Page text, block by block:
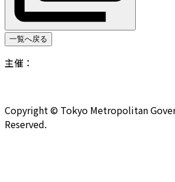
一覧へ戻る
主催：
Copyright © Tokyo Metropolitan
Reserved.